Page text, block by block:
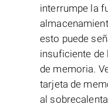
interrumpe la
esto puede
insuficiente de
de memoria.
tarjeta de
al